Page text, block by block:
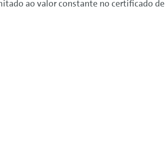
ao valor constante no certificado de